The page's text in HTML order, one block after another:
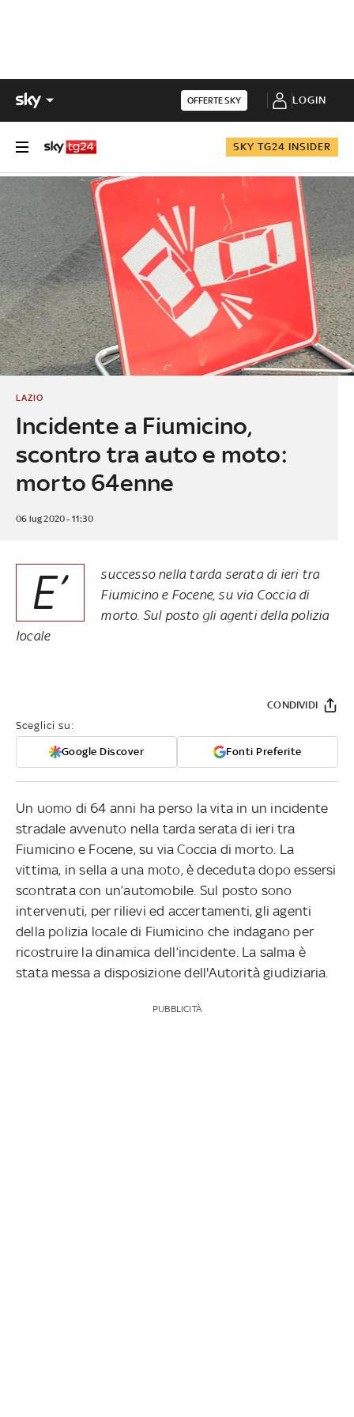
OFFERTE SKY LOGIN
SKY TG24 INSIDER
Incidente a Fiumicino,
scontro tra auto e moto:
morto 64enne
LAZIO
06 lug 2020 - 11:30
E’
successo nella tarda serata di ieri tra
Fiumicino e Focene, su via Coccia di
morto. Sul posto gli agenti della polizia
locale
Sceglici su:
Google Discover Fonti Preferite
CONDIVIDI
Un uomo di 64 anni ha perso la vita in un incidente
stradale avvenuto nella tarda serata di ieri tra
Fiumicino e Focene, su via Coccia di morto. La
vittima, in sella a una moto, è deceduta dopo essersi
scontrata con un’automobile. Sul posto sono
intervenuti, per rilievi ed accertamenti, gli agenti
della polizia locale di Fiumicino che indagano per
ricostruire la dinamica dell’incidente. La salma è
stata messa a disposizione dell'Autorità giudiziaria.
PUBBLICITÀ